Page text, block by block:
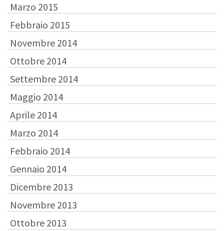
Marzo 2015
Febbraio 2015
Novembre 2014
Ottobre 2014
Settembre 2014
Maggio 2014
Aprile 2014
Marzo 2014
Febbraio 2014
Gennaio 2014
Dicembre 2013
Novembre 2013
Ottobre 2013